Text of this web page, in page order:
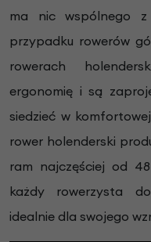
ma nic wspólnego
przypadku rowerów
rowerach
ergonomię i są
siedzieć w
rower holenderski
ram najczęściej od
każdy rowerzysta
idealnie dla swojego